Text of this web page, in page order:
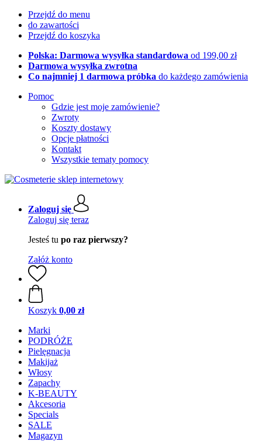
Przejdź do menu
do zawartości
Przejdź do koszyka
Polska: Darmowa wysyłka standardowa od 199,00 zł
Darmowa wysyłka zwrotna
Co najmniej 1 darmowa próbka do każdego zamówienia
Pomoc
Gdzie jest moje zamówienie?
Zwroty
Koszty dostawy
Opcje płatności
Kontakt
Wszystkie tematy pomocy
Zaloguj się
Zaloguj się teraz
Jesteś tu po raz pierwszy?
Załóż konto
Koszyk 0,00 zł
Marki
PODRÓŻE
Pielęgnacja
Makijaż
Włosy
Zapachy
K-BEAUTY
Akcesoria
Specials
SALE
Magazyn